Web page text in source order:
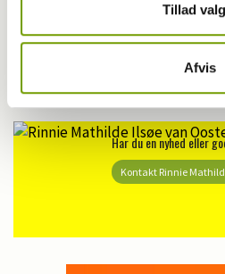
Tillad
Afvis
Vis os din solskinshund
Har du en nyhed eller
Kontakt Rinnie